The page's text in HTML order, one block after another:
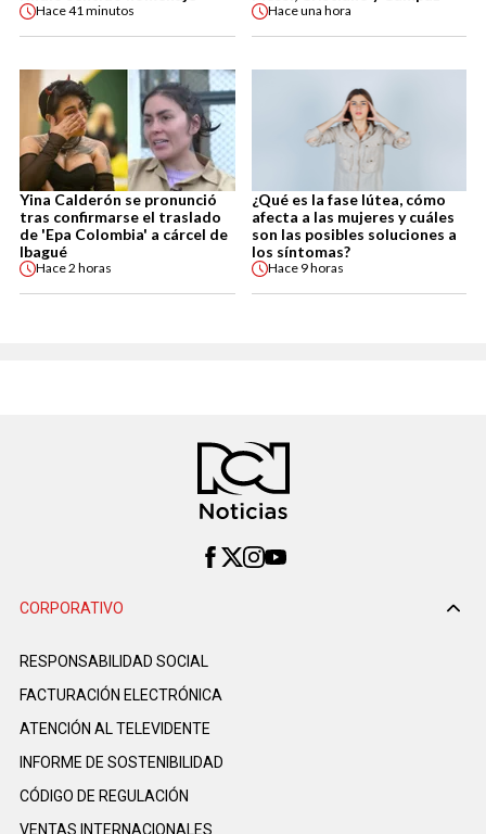
Hace41 minutos Haceuna hora
Yina Calderón se pronunció
tras confirmarse el traslado
de 'Epa Colombia' a cárcel de
Ibagué
Hace2 horas
¿Qué es la fase lútea, cómo
afecta a las mujeres y cuáles
son las posibles soluciones a
los síntomas?
Hace 9 horas
CORPORATIVO
RESPONSABILIDAD SOCIAL
FACTURACIÓN ELECTRÓNICA
ATENCIÓN AL TELEVIDENTE
INFORME DE SOSTENIBILIDAD
CÓDIGO DE REGULACIÓN
VENTAS INTERNACIONALES